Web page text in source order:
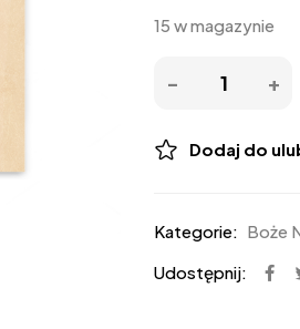
15 w magazynie
Dodaj do
Kategorie: Boże
Udostępnij: